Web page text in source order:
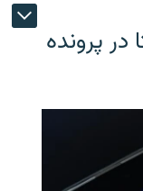
متا در پرونده